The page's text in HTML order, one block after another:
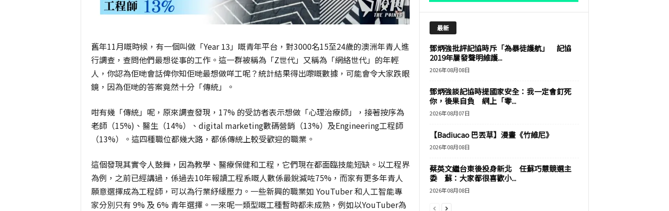
舊年11月嘅時候，有一個叫做「Year 13」嘅青年平台，對3000名15至24歲的澳洲年青人進
行調查，查問他們最想從事的工作。這一群被稱為「Z世代」又稱為「網絡世代」的年輕
人，你認為佢哋會話俾你知佢哋最想做咩工呢？統計結果得出嚟嘅數據，可能會令大家跌眼
鏡，因為佢哋的答案竟然十分「傳統」。
咁有幾「傳統」呢，原來調查發現，17% 的受訪者表示想做「心理治療師」，接著按序為
老師（15%)、醫生（14%）、digital marketing數碼營銷（13%）及Engineering工程師
（13%）。這四種職位都幾大路，都係傳統上較受歡迎的職業。
這個發現其實令人鼓舞，因為教學、醫療保健和工程，它們現在都面臨技能短缺。以工程界
為例，之前已經講過，係過去10年報讀工程系嘅人數係最銳減咗75%，而家有更多年青人
願意選擇成為工程師，可以為行業紓緩壓力。一些新興的職業如 YouTuber 和人工智能專
家分別只有 9% 及 6% 青年選擇。一來呢一類型嘅工種暫時都未成熟，例如以YouTuber為
最新
鄧炳強批評記協時斥「為暴徒護航」 記協
2019年屢發聲明維護...
2026年08月08日
鄧炳強談記協時提國家安全：我一定會釘死
你，後果自負 網上「零...
2026年08月07日
【Badiucao 巴丟草】漫畫《竹維尼》
2026年08月08日
蔡英文繼台東後投身新北 任蘇巧慧競選主
委 蘇：大家都很喜歡小...
2026年08月08日